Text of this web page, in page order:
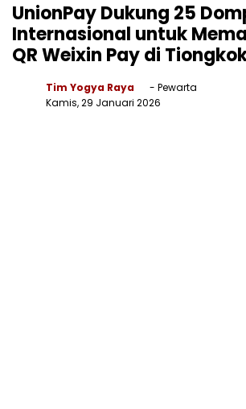
UnionPay Dukung 25
Internasional untuk
QR Weixin Pay di
Tim Yogya Raya
- Pewarta
Kamis, 29 Januari 2026